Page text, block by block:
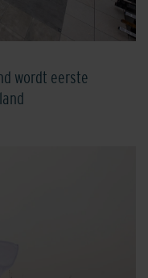
wordt eerste